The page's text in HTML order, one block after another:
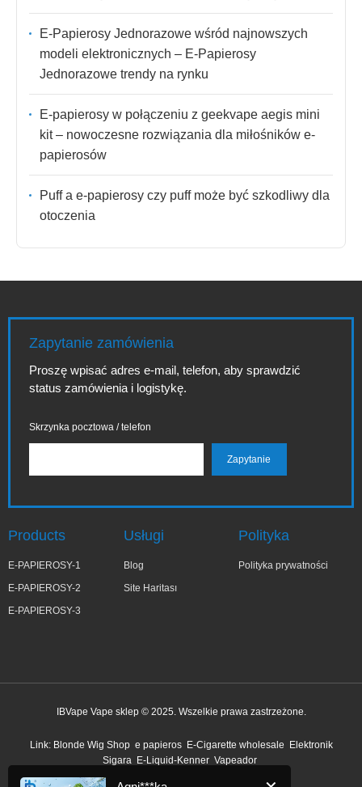
E-Papierosy Jednorazowe wśród najnowszych
modeli elektronicznych – E-Papierosy
Jednorazowe trendy na rynku
E-papierosy w połączeniu z geekvape aegis mini
kit – nowoczesne rozwiązania dla miłośników e-
papierosów
Puff a e-papierosy czy puff może być szkodliwy dla
otoczenia
Zapytanie zamówienia
Proszę wpisać adres e-mail, telefon, aby sprawdzić
status zamówienia i logistykę.
Skrzynka pocztowa / telefon
Products
E-PAPIEROSY-1
E-PAPIEROSY-2
E-PAPIEROSY-3
Usługi
Blog
Site Haritası
Polityka
Polityka prywatności
IBVape Vape sklep © 2025. Wszelkie prawa zastrzeżone.
Link: Blonde Wig Shop e papieros E-Cigarette wholesale Elektronik
Sigara E-Liquid-Kenner Vapeador
niedawno kupiony